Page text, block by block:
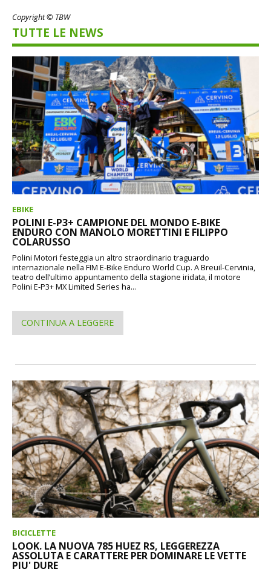
Copyright © TBW
TUTTE LE NEWS
EBIKE
POLINI E-P3+ CAMPIONE DEL MONDO E-BIKE
ENDURO CON MANOLO MORETTINI E FILIPPO
COLARUSSO
Polini Motori festeggia un altro straordinario traguardo
internazionale nella FIM E-Bike Enduro World Cup. A Breuil-Cervinia,
teatro dell’ultimo appuntamento della stagione iridata, il motore
Polini E-P3+ MX Limited Series ha...
CONTINUA A LEGGERE
BICICLETTE
LOOK. LA NUOVA 785 HUEZ RS, LEGGEREZZA
ASSOLUTA E CARATTERE PER DOMINARE LE VETTE
PIU' DURE